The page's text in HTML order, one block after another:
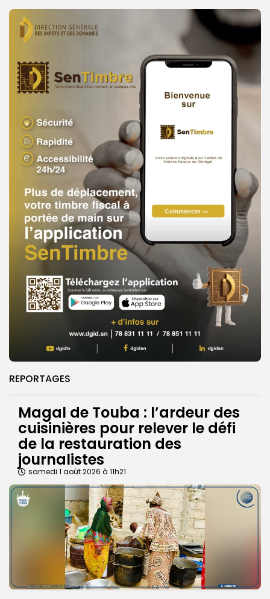
REPORTAGES
Magal de Touba : l’ardeur des
cuisinières pour relever le défi
de la restauration des
journalistes
samedi 1 août 2026 à 11h21